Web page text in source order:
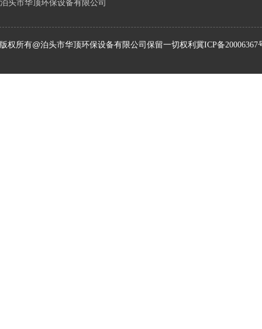
泊头市华顶环保设备有限公司
版权所有@泊头市华顶环保设备有限公司保留一切权利 冀ICP备20006367